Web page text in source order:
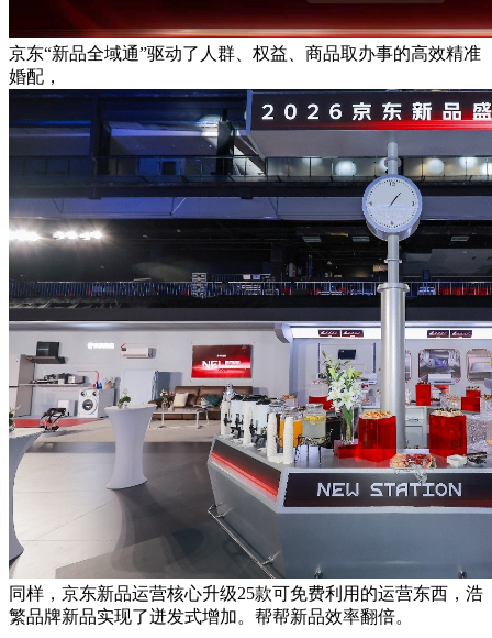
京东“新品全域通”驱动了人群、权益、商品取办事的高效精准
婚配，
同样，京东新品运营核心升级25款可免费利用的运营东西，浩
繁品牌新品实现了迸发式增加。帮帮新品效率翻倍。